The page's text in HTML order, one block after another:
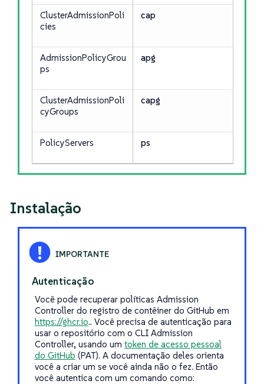
ClusterAdmissionPoli
cies
cap
AdmissionPolicyGrou
ps
apg
ClusterAdmissionPoli
cyGroups
capg
PolicyServers ps
Instalação
Autenticação
Você pode recuperar políticas Admission
Controller do registro de contêiner do GitHub em
https://ghcr.io.. Você precisa de autenticação para
usar o repositório com o CLI Admission
Controller, usando um token de acesso pessoal
do GitHub (PAT). A documentação deles orienta
você a criar um se você ainda não o fez. Então
você autentica com um comando como: